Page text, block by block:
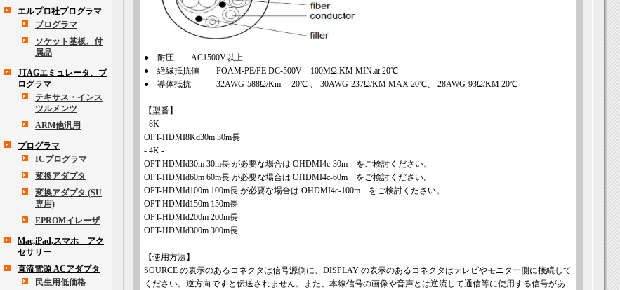
エルプロ社プログラマ
プログラマ
ソケット基板、付
属品
JTAGエミュレータ、プ
ログラマ
テキサス・インス
ツルメンツ
ARM他汎用
プログラマ
ICプログラマ
変換アダプタ
変換アダプタ (SU
専用)
EPROMイレーザ
Mac,iPad,スマホ アク
セサリー
直流電源 ACアダプタ
民生用低価格
● 耐圧 AC1500V以上
● 絶縁抵抗値 FOAM-PE/PE DC-500V 100MΩ.KM MIN.at 20℃
● 導体抵抗 32AWG-588Ω/Km 20℃ 、 30AWG-237Ω/KM MAX 20℃、 28AWG-93Ω/KM 20℃
【型番】
- 8K -
OPT-HDMI8Kd30m 30m長
- 4K -
OPT-HDMId30m 30m長 が必要な場合は OHDMI4c-30m をご検討ください。
OPT-HDMId60m 60m長 が必要な場合は OHDMI4c-60m をご検討ください。
OPT-HDMId100m 100m長 が必要な場合は OHDMI4c-100m をご検討ください。
OPT-HDMId150m 150m長
OPT-HDMId200m 200m長
OPT-HDMId300m 300m長
【使用方法】
SOURCE の表示のあるコネクタは信号源側に、DISPLAY の表示のあるコネクタはテレビやモニター側に接続して
ください。逆方向ですと伝送されません。また、本線信号の画像や音声とは逆流して通信等に使用する信号があ